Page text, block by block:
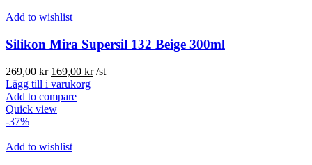
Add to wishlist
Silikon Mira Supersil 132 Beige 300ml
269,00kr Det
ursprungliga
priset
var:
169,00 krDet
/st
Lägg till i varukorg
Add to compare
Quick view
-37%
Add to wishlist